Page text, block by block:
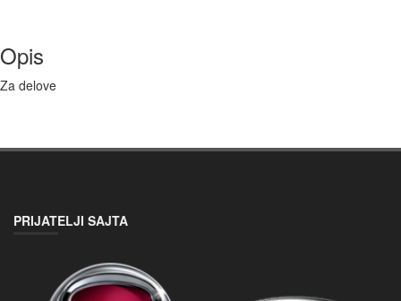
Opis
Za delove
PRIJATELJI SAJTA